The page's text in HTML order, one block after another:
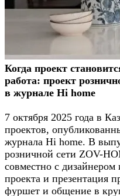
Когда проект
работа: проект
в журнале Hi home
7 октября 2025 года в
проектов,
журнала Hi home. В
розничной сети ZOV-
совместно с
проекта и презентация
фуршет и общение в